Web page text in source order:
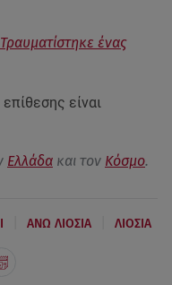
ένας
είναι
Ελλάδα και τον Κόσμο.
ΑΝΩ ΛΙΟΣΙΑ ΛΙΟΣΙΑ